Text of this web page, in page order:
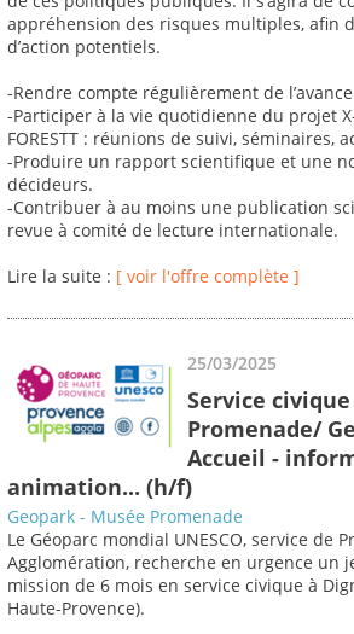
appréhension des risques multiples, afin
d’action potentiels.
-Rendre compte régulièrement de
-Participer à la vie quotidienne du projet X-
FORESTT : réunions de suivi, séminaires,
-Produire un rapport scientifique et une
décideurs.
-Contribuer à au moins une publication
revue à comité de lecture internationale.
Lire la suite : [ voir l'offre complète ]
25/03/2025
Service
Promenade/
Accueil -
animation... (h/f)
Geopark - Musée Promenade
Le Géoparc mondial UNESCO, service de
Agglomération, recherche en urgence un
mission de 6 mois en service civique à
Haute-Provence).